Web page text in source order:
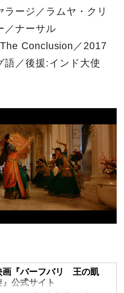
ラージ／ラムヤ・クリ
／ナーサル
Conclusion／2017
語／後援:インド大使
画『バーフバリ 王の凱
』公式サイト